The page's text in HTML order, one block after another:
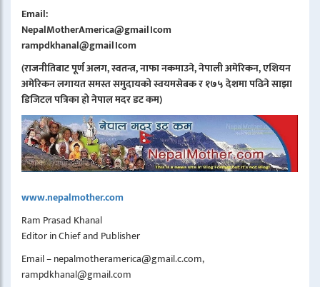
Email:
NepalMotherAmerica@gmail।com
rampdkhanal@gmail।com
(राजनीतिबाट पूर्ण अलग, स्वतन्त्र, नाफा नकमाउने, नेपाली अमेरिकन, एशियन
अमेरिकन लगायत समस्त समुदायको स्वयमसेबक र १७५ देशमा पढिने साझा
डिजिटल पत्रिका हो नेपाल मदर डट कम)
www.nepalmother.com
Ram Prasad Khanal
Editor in Chief and Publisher
Email – nepalmotheramerica@gmail.c.com,
rampdkhanal@gmail.com